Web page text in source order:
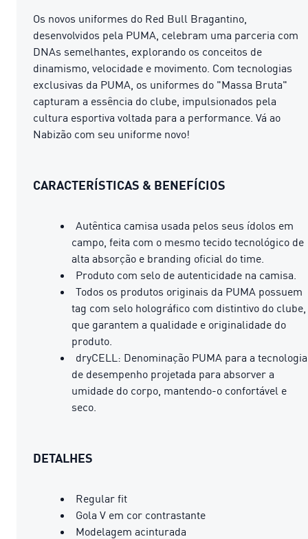
Os novos uniformes do Red Bull Bragantino,
desenvolvidos pela PUMA, celebram uma parceria com
DNAs semelhantes, explorando os conceitos de
dinamismo, velocidade e movimento. Com tecnologias
exclusivas da PUMA, os uniformes do "Massa Bruta"
capturam a essência do clube, impulsionados pela
cultura esportiva voltada para a performance. Vá ao
Nabizão com seu uniforme novo!
CARACTERÍSTICAS & BENEFÍCIOS
Autêntica camisa usada pelos seus ídolos em
campo, feita com o mesmo tecido tecnológico de
alta absorção e branding oficial do time.
Produto com selo de autenticidade na camisa.
Todos os produtos originais da PUMA possuem
tag com selo holográfico com distintivo do clube,
que garantem a qualidade e originalidade do
produto.
dryCELL: Denominação PUMA para a tecnologia
de desempenho projetada para absorver a
umidade do corpo, mantendo-o confortável e
seco.
DETALHES
Regular fit
Gola V em cor contrastante
Modelagem acinturada